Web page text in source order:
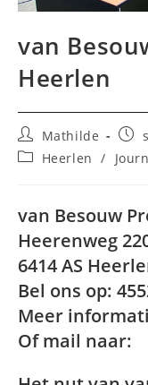
van
Heerlen
Bericht
auteur:
Mathilde
op:
Berichtcategorie:
Heerlen /
van Besouw
Heerenweg
6414 AS
Bel ons op:
Meer
Of mail naar: